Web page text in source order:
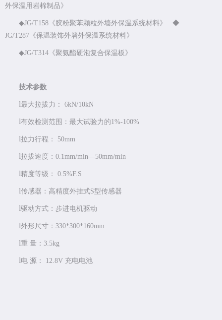
外保温用岩棉制品》
◆JG/T158《胶粉聚苯颗粒外墙外保温系统材料》 ◆
JG/T287《保温装饰外墙外保温系统材料》
◆JG/T314《聚氨酯硬泡复合保温板》
技术参数
l最大拉拔力： 6kN/10kN
l有效检测范围：最大试验力的1%-100%
l拉力行程： 50mm
l拉拔速度：0.1mm/min—50mm/min
l精度等级： 0.5%F.S
l传感器：高精度外挂式S型传感器
l驱动方式：步进电机驱动
l外形尺寸：330*300*160mm
l重 量：3.5kg
l电 源： 12.8V 充电电池